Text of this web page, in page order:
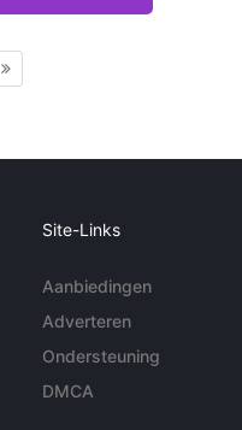
Site-Links
Aanbiedingen
Adverteren
Ondersteuning
DMCA